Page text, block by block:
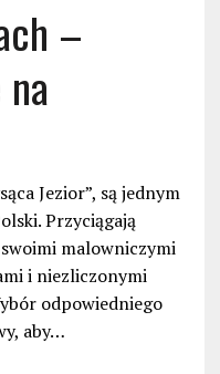
–
Jezior”, są jednym
Przyciągają
malowniczymi
i niezliczonymi
odpowiedniego
aby…